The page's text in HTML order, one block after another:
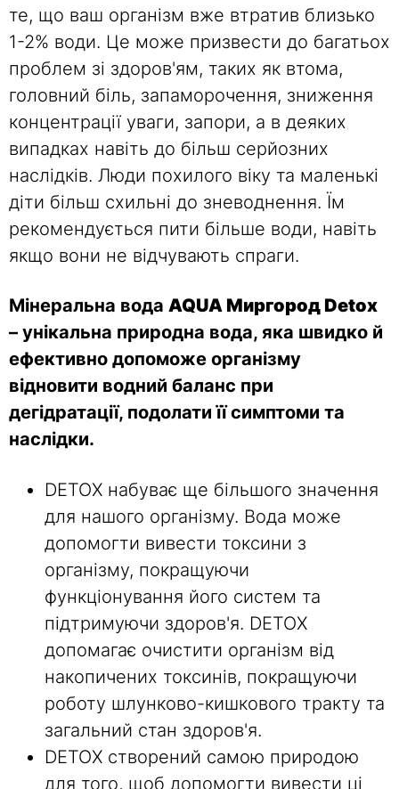
те, що ваш організм вже втратив близько
1-2% води. Це може призвести до багатьох
проблем зі здоров'ям, таких як втома,
головний біль, запаморочення, зниження
концентрації уваги, запори, а в деяких
випадках навіть до більш серйозних
наслідків. Люди похилого віку та маленькі
діти більш схильні до зневоднення. Їм
рекомендується пити більше води, навіть
якщо вони не відчувають спраги.
Мінеральна вода AQUA Миргород Detox
– унікальна природна вода, яка швидко й
ефективно допоможе організму
відновити водний баланс при
дегідратації, подолати її симптоми та
наслідки.
DETOX набуває ще більшого значення
для нашого організму. Вода може
допомогти вивести токсини з
організму, покращуючи
функціонування його систем та
підтримуючи здоров'я. DETOX
допомагає очистити організм від
накопичених токсинів, покращуючи
роботу шлунково-кишкового тракту та
загальний стан здоров'я.
DETOX створений самою природою
для того, щоб допомогти вивести ці